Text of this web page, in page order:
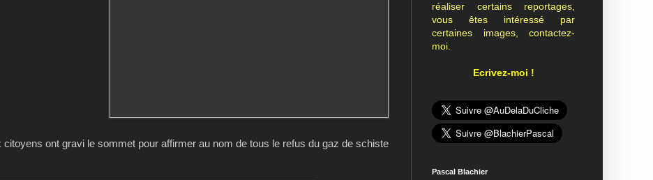
ont gravi le sommet pour affirmer au nom de tous le refus du gaz de schiste
réaliser certains reportages,
vous êtes intéressé par
certaines images, contactez-
moi.
Ecrivez-moi !
Pascal Blachier